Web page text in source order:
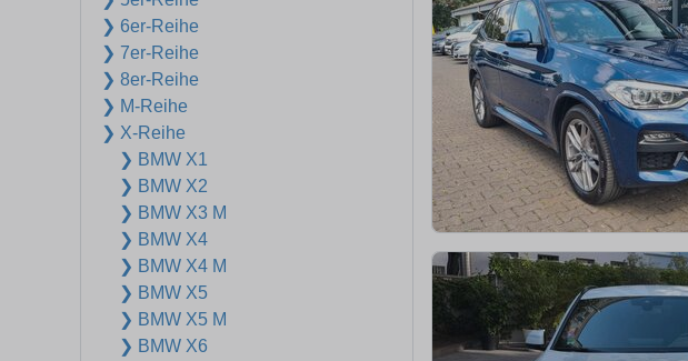
❯ 6er-Reihe
❯ 7er-Reihe
❯ 8er-Reihe
❯ M-Reihe
❯ X-Reihe
❯ BMW X1
❯ BMW X2
❯ BMW X3 M
❯ BMW X4
❯ BMW X4 M
❯ BMW X5
❯ BMW X5 M
❯ BMW X6